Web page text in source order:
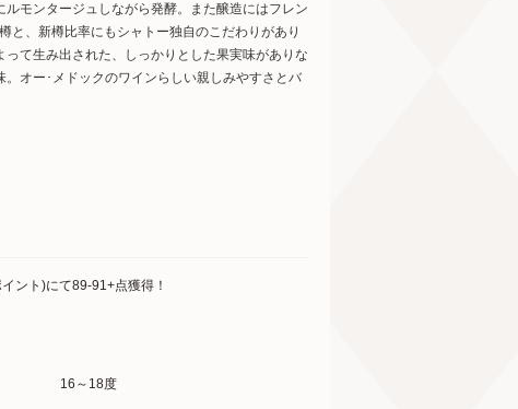
モンタージュしながら発酵。また醸造にはフレン
と、新樽比率にもシャトー独自のこだわりがあり
て生み出された、しっかりとした果実味がありな
オー･メドックのワインらしい親しみやすさとバ
ント)にて89-91+点獲得！
16～18度